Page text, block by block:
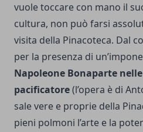
vuole toccare con mano il
cultura, non può farsi
visita della Pinacoteca. Dal
per la presenza di
Napoleone Bonaparte
pacificatore(l’opera è di
sale vere e proprie della
pieni polmoni l’arte e la